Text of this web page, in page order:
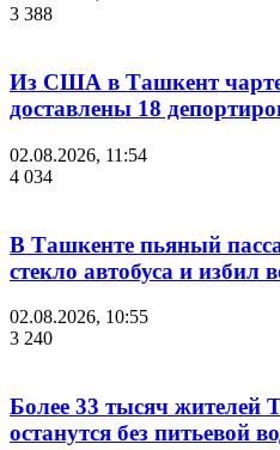
3 388
Из США в Ташкент
доставлены 18
02.08.2026, 11:54
4 034
В Ташкенте пьяный
стекло автобуса и избил
02.08.2026, 10:55
3 240
Более 33 тысяч жителей
останутся без питьевой